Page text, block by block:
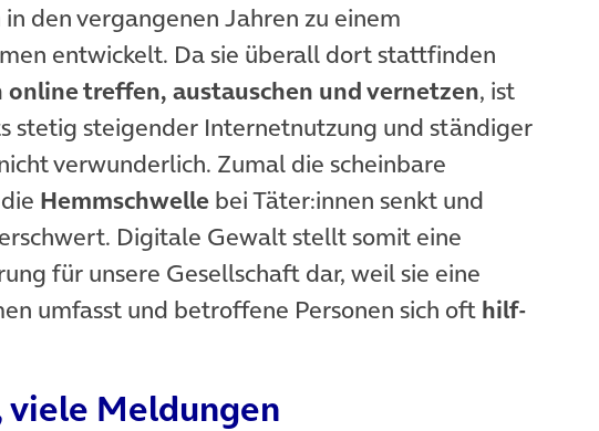
den vergangenen Jahren zu einem
entwickelt. Da sie überall dort stattfinden
online treffen, austauschen und vernetzen, ist
stetig steigender Internetnutzung und ständiger
verwunderlich. Zumal die scheinbare
Hemmschwelle bei Täter:innen senkt und
erschwert. Digitale Gewalt stellt somit eine
für unsere Gesellschaft dar, weil sie eine
umfasst und betroffene Personen sich oft hilf-
Meldungen